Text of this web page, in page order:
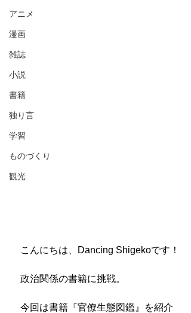
アニメ
漫画
雑誌
小説
書籍
独り言
学習
ものづくり
観光
こんにちは、Dancing Shigekoです！
政治関係の書籍に挑戦。
今回は書籍『官僚生態図鑑』を紹介